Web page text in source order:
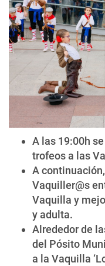
A las 19:00h
trofeos a las
A
Vaquiller@s
Vaquilla y
y adulta.
Alrededor de
del Pósito
a la Vaquilla